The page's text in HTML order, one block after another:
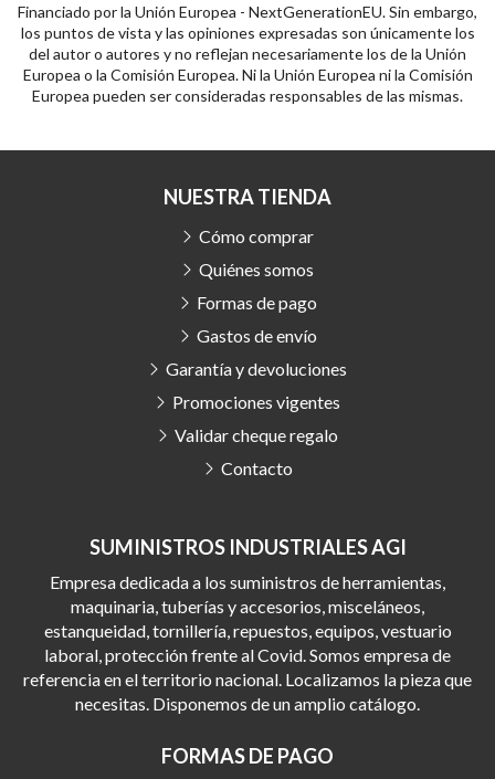
Financiado por la Unión Europea - NextGenerationEU. Sin embargo,
los puntos de vista y las opiniones expresadas son únicamente los
del autor o autores y no reflejan necesariamente los de la Unión
Europea o la Comisión Europea. Ni la Unión Europea ni la Comisión
Europea pueden ser consideradas responsables de las mismas.
SUMINISTROS INDUSTRIALES AGI
Empresa dedicada a los suministros de herramientas,
maquinaria, tuberías y accesorios, misceláneos,
estanqueidad, tornillería, repuestos, equipos, vestuario
laboral, protección frente al Covid. Somos empresa de
referencia en el territorio nacional. Localizamos la pieza que
necesitas. Disponemos de un amplio catálogo.
FORMAS DE PAGO
NUESTRA TIENDA
Cómo comprar
Quiénes somos
Formas de pago
Gastos de envío
Garantía y devoluciones
Promociones vigentes
Validar cheque regalo
Contacto